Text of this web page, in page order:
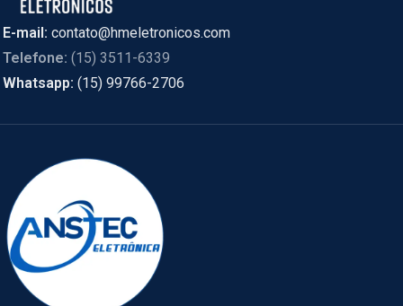
E-mail: contato@hmeletronicos.com
Telefone: (15) 3511-6339
Whatsapp: (15) 99766-2706